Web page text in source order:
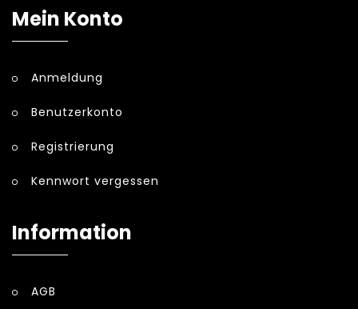
Mein Konto
Anmeldung
Benutzerkonto
Registrierung
Kennwort vergessen
Information
AGB